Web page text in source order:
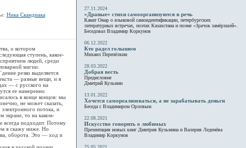
Ника Скандиака
о котором
ступень, какое-
людей, среди
магии.
резко выделяется
— разные вещи, и я
— с русского на
ее намеренно
в конце концов: мы
не может сказать,
потока, и
экране, то на каком-
всегда подходит. Потому
я скажу ниже. Но
оборота. Это — ход и
27.11.2024
«Драные» стихи самоорганизуются в речь
Канат Омар о языковой самоидентификации, петербургских
литературных встречах, поэтах Казахстана и поэме «Зрачок замёрзшей».
Беседовал Владимир Коркунов
06.12.2022
Кто радел голышом
Михаил Перепёлкин
28.03.2022
Добрая весть
Предисловие
Дмитрий Кузьмин
13.01.2022
Хочется самореализоваться, а не зарабатывать деньги
Беседа с Владимиром Орловым
22.08.2021
Искусство говорить о любимых
Презентация новых книг Дмитрия Кузьмина и Валерия Леденёва
Владимир Коркунов
25.05.2021